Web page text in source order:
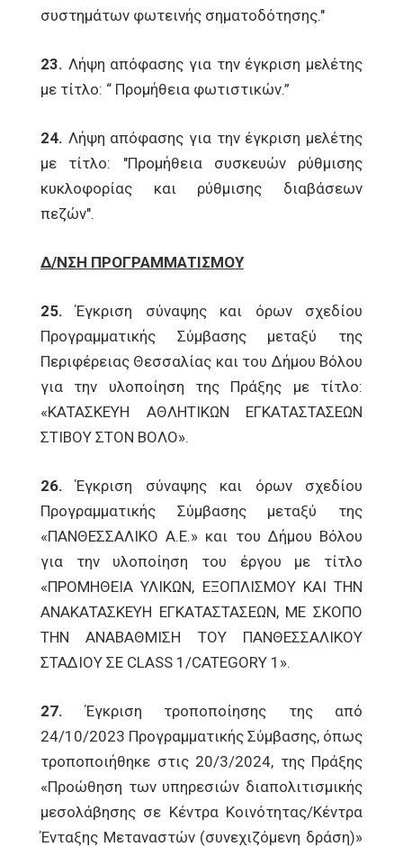
συστημάτων φωτεινής σηματοδότησης."
23. Λήψη απόφασης για την έγκριση μελέτης
με τίτλο: “ Προμήθεια φωτιστικών.”
24. Λήψη απόφασης για την έγκριση μελέτης
με τίτλο: "Προμήθεια συσκευών ρύθμισης
κυκλοφορίας και ρύθμισης διαβάσεων
πεζών".
Δ/ΝΣΗ ΠΡΟΓΡΑΜΜΑΤΙΣΜΟΥ
25. Έγκριση σύναψης και όρων σχεδίου
Προγραμματικής Σύμβασης μεταξύ της
Περιφέρειας Θεσσαλίας και του Δήμου Βόλου
για την υλοποίηση της Πράξης με τίτλο:
«ΚΑΤΑΣΚΕΥΗ ΑΘΛΗΤΙΚΩΝ ΕΓΚΑΤΑΣΤΑΣΕΩΝ
ΣΤΙΒΟΥ ΣΤΟΝ ΒΟΛΟ».
26. Έγκριση σύναψης και όρων σχεδίου
Προγραμματικής Σύμβασης μεταξύ της
«ΠΑΝΘΕΣΣΑΛΙΚΟ Α.Ε.» και του Δήμου Βόλου
για την υλοποίηση του έργου με τίτλο
«ΠΡΟΜΗΘΕΙΑ ΥΛΙΚΩΝ, ΕΞΟΠΛΙΣΜΟΥ ΚΑΙ ΤΗΝ
ΑΝΑΚΑΤΑΣΚΕΥΗ ΕΓΚΑΤΑΣΤΑΣΕΩΝ, ΜΕ ΣΚΟΠΟ
ΤΗΝ ΑΝΑΒΑΘΜΙΣΗ ΤΟΥ ΠΑΝΘΕΣΣΑΛΙΚΟΥ
ΣΤΑΔΙΟΥ ΣΕ CLASS 1/CATEGORY 1».
27.Έγκριση τροποποίησης της από
24/10/2023 Προγραμματικής Σύμβασης, όπως
τροποποιήθηκε στις 20/3/2024, της Πράξης
«Προώθηση των υπηρεσιών διαπολιτισμικής
μεσολάβησης σε Κέντρα Κοινότητας/Κέντρα
Ένταξης Μεταναστών (συνεχιζόμενη δράση)»